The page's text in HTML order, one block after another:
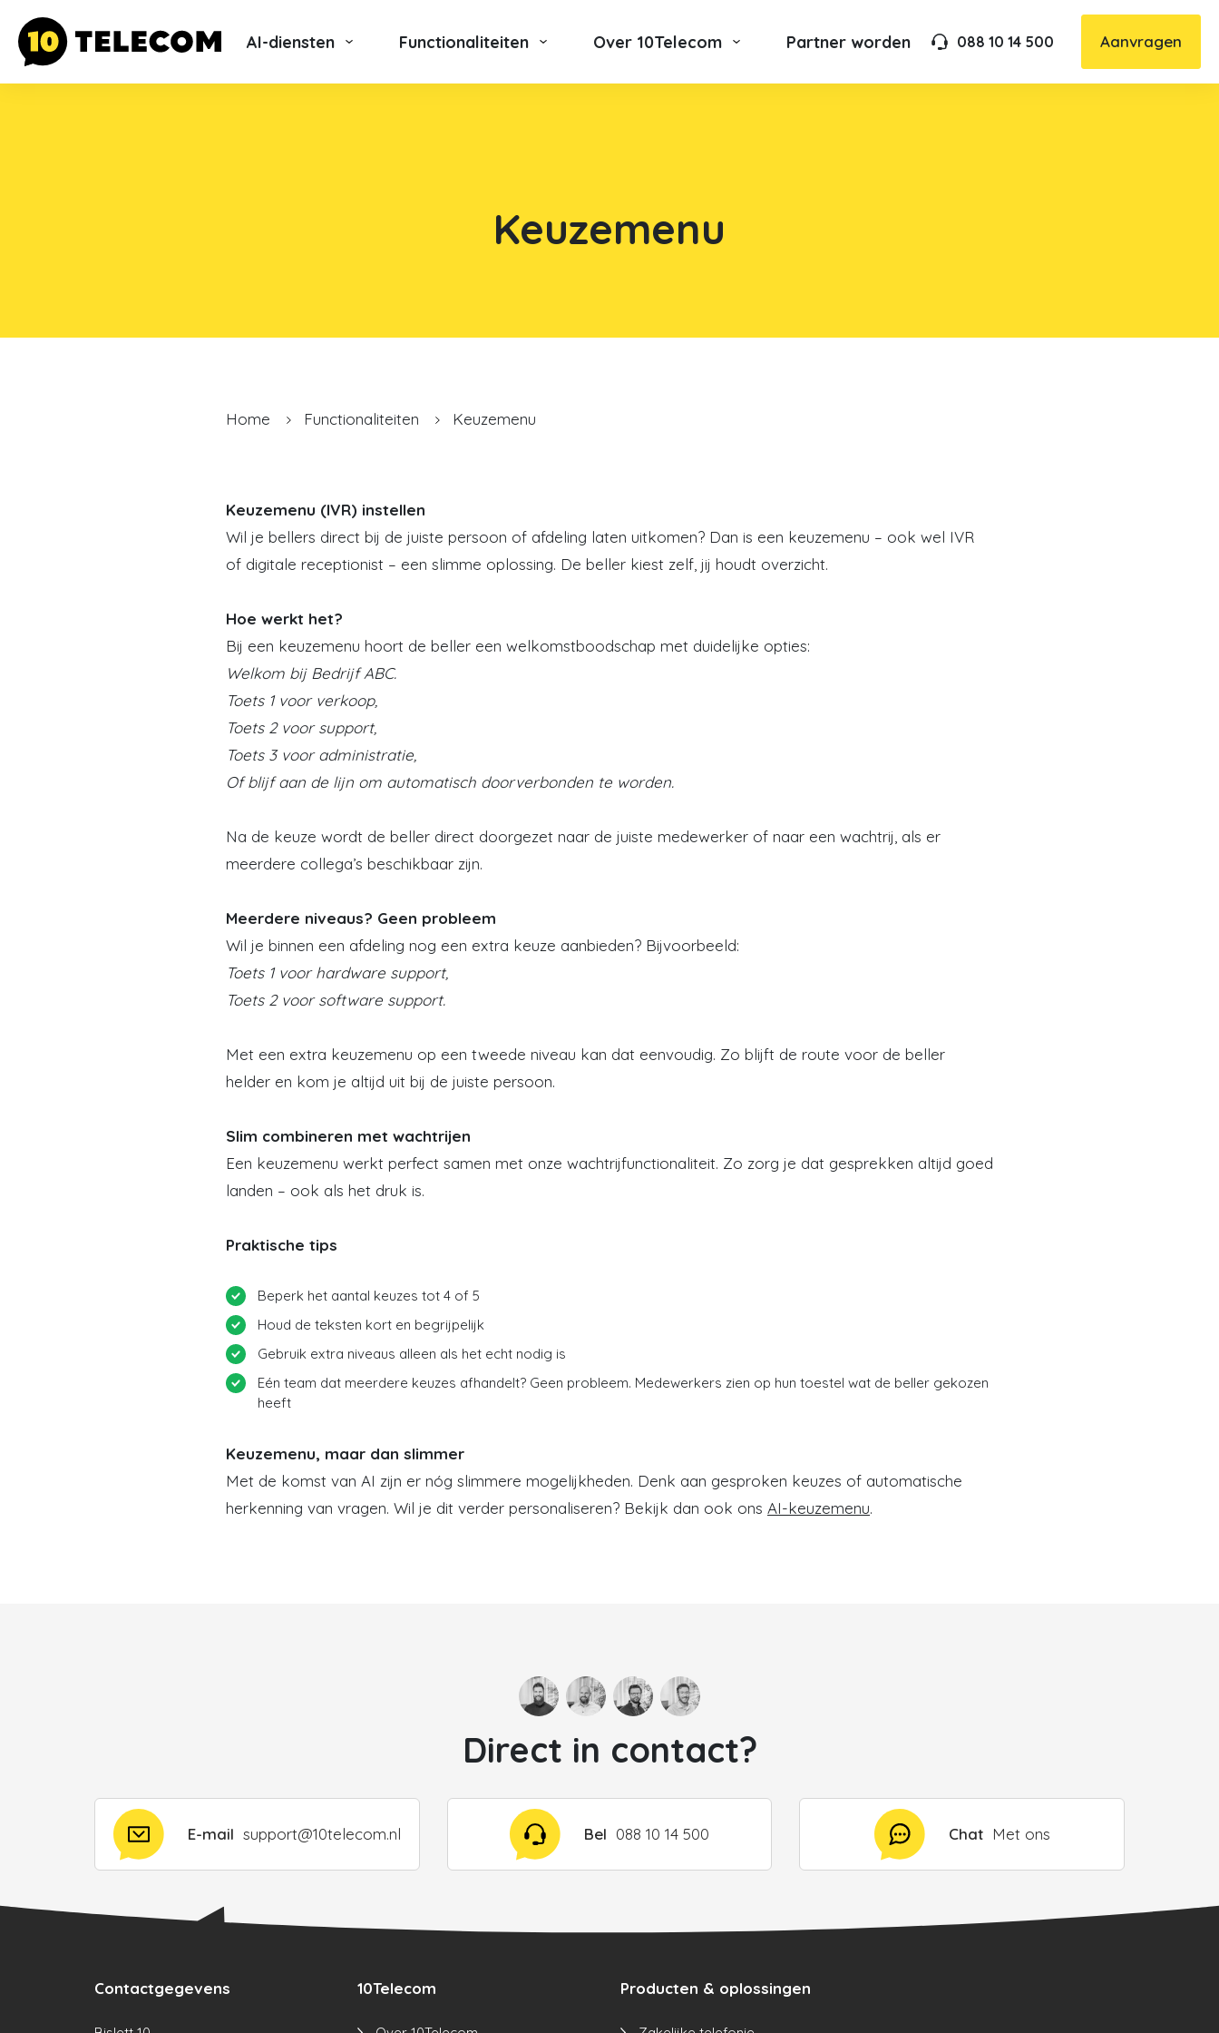
AI-diensten Functionaliteiten Over 10Telecom Partner worden 088 10 14 500 Aanvragen
Keuzemenu
Home Functionaliteiten Keuzemenu
Keuzemenu (IVR) instellen
Wil je bellers direct bij de juiste persoon of afdeling laten uitkomen? Dan is een keuzemenu – ook wel IVR
of digitale receptionist – een slimme oplossing. De beller kiest zelf, jij houdt overzicht.
Hoe werkt het?
Bij een keuzemenu hoort de beller een welkomstboodschap met duidelijke opties:
Welkom bij Bedrijf ABC.
Toets 1 voor verkoop,
Toets 2 voor support,
Toets 3 voor administratie,
Of blijf aan de lijn om automatisch doorverbonden te worden.
Na de keuze wordt de beller direct doorgezet naar de juiste medewerker of naar een wachtrij, als er
meerdere collega’s beschikbaar zijn.
Meerdere niveaus? Geen probleem
Wil je binnen een afdeling nog een extra keuze aanbieden? Bijvoorbeeld:
Toets 1 voor hardware support,
Toets 2 voor software support.
Met een extra keuzemenu op een tweede niveau kan dat eenvoudig. Zo blijft de route voor de beller
helder en kom je altijd uit bij de juiste persoon.
Slim combineren met wachtrijen
Een keuzemenu werkt perfect samen met onze wachtrijfunctionaliteit. Zo zorg je dat gesprekken altijd goed
landen – ook als het druk is.
Praktische tips
Beperk het aantal keuzes tot 4 of 5
Houd de teksten kort en begrijpelijk
Gebruik extra niveaus alleen als het echt nodig is
Eén team dat meerdere keuzes afhandelt? Geen probleem. Medewerkers zien op hun toestel wat de beller gekozen
heeft
Keuzemenu, maar dan slimmer
Met de komst van AI zijn er nóg slimmere mogelijkheden. Denk aan gesproken keuzes of automatische
herkenning van vragen. Wil je dit verder personaliseren? Bekijk dan ook ons AI-keuzemenu.
Direct in contact?
E-mail support@10telecom.nl Bel 088 10 14 500 Chat Met ons
Contactgegevens 10Telecom Producten & oplossingen